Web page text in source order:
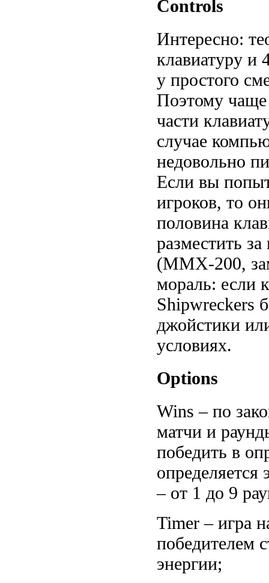
Controls
Интересно:
клавиатуру и
у простого
Поэтому чаще
части
случае
недовольно
Если вы
игроков, то
половина
разместить
(MMX-200,
мораль: если
Shipwreckers
джойстики
условиях.
Options
Wins – по
матчи и
победить в
определяется
– от 1 до 9
Timer – игра
победителем
энергии;